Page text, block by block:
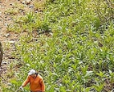
такому
из себя
а всё это
Маргарита